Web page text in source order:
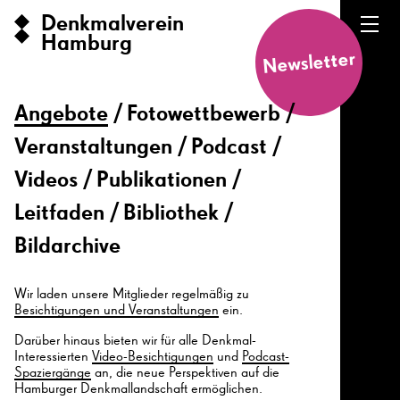
Denkmalverein
Hamburg
Newsletter
Angebote
Fotowettbewerb
Veranstaltungen
Podcast
Videos
Publikationen
Leitfaden
Bibliothek
Bildarchive
Wir laden unsere Mitglieder regelmäßig zu
Besichtigungen und Veranstaltungen ein.
Darüber hinaus bieten wir für alle Denkmal-
Interessierten Video-Besichtigungen und Podcast-
Spaziergänge an, die neue Perspektiven auf die
Hamburger Denkmallandschaft ermöglichen.